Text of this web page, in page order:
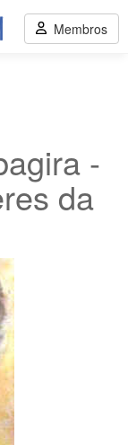
-
da
Membros